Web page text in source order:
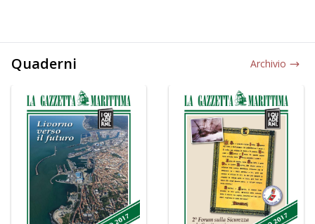
Quaderni Archivio